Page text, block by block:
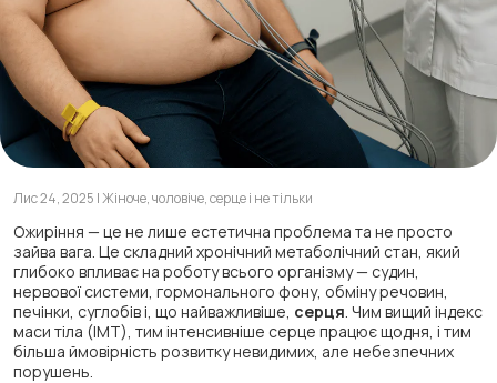
Лис 24, 2025 | Жіноче, чоловіче, серце і не тільки
Ожиріння — це не лише естетична проблема та не просто
зайва вага. Це складний хронічний метаболічний стан, який
глибоко впливає на роботу всього організму — судин,
нервової системи, гормонального фону, обміну речовин,
печінки, суглобів і, що найважливіше, серця . Чим вищий індекс
маси тіла (ІМТ), тим інтенсивніше серце працює щодня, і тим
більша ймовірність розвитку невидимих, але небезпечних
порушень.